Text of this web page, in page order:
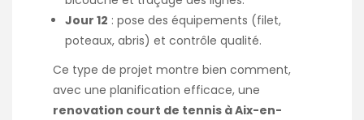
Jour 12 : pose des équipements (filet,
poteaux, abris) et contrôle qualité.
Ce type de projet montre bien comment,
avec une planification efficace, une
renovation court de tennis à Aix-en-